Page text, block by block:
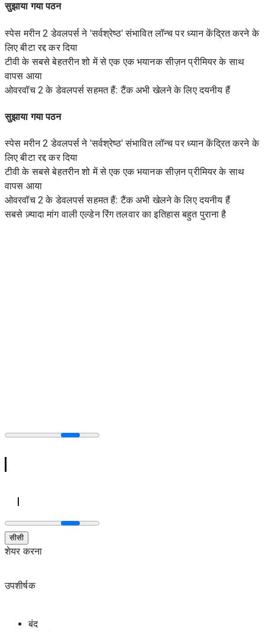
सुझाया गया पठन
स्पेस मरीन 2 डेवलपर्स ने 'सर्वश्रेष्ठ' संभावित लॉन्च पर ध्यान केंद्रित करने के
लिए बीटा रद्द कर दिया
टीवी के सबसे बेहतरीन शो में से एक एक भयानक सीज़न प्रीमियर के साथ
वापस आया
ओवरवॉच 2 के डेवलपर्स सहमत हैं: टैंक अभी खेलने के लिए दयनीय हैं
सुझाया गया पठन
स्पेस मरीन 2 डेवलपर्स ने 'सर्वश्रेष्ठ' संभावित लॉन्च पर ध्यान केंद्रित करने के
लिए बीटा रद्द कर दिया
टीवी के सबसे बेहतरीन शो में से एक एक भयानक सीज़न प्रीमियर के साथ
वापस आया
ओवरवॉच 2 के डेवलपर्स सहमत हैं: टैंक अभी खेलने के लिए दयनीय हैं
सबसे ज़्यादा मांग वाली एल्डेन रिंग तलवार का इतिहास बहुत पुराना है
सीसी
शेयर करना
उपशीर्षक
बंद